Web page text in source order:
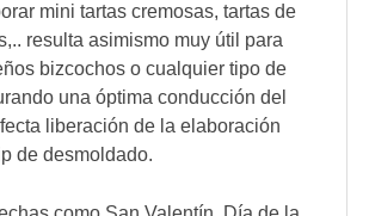
mini tartas cremosas, tartas de
resulta asimismo muy útil para
bizcochos o cualquier tipo de
una óptima conducción del
liberación de la elaboración
de desmoldado.